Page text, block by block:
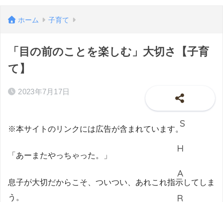
ホーム 子育て
「目の前のことを楽しむ」大切さ【子育
て】
2023年7月17日
※本サイトのリンクには広告が含まれています。
「あーまたやっちゃった。」
息子が大切だからこそ、ついつい、あれこれ指示してしま
う。